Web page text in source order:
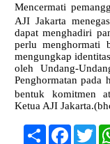
Mencermati
AJI Jakarta
dapat menghadiri
perlu menghormati
mengungkap
oleh Undang-
Penghormatan pada
bentuk komitmen
Ketua AJI
Share